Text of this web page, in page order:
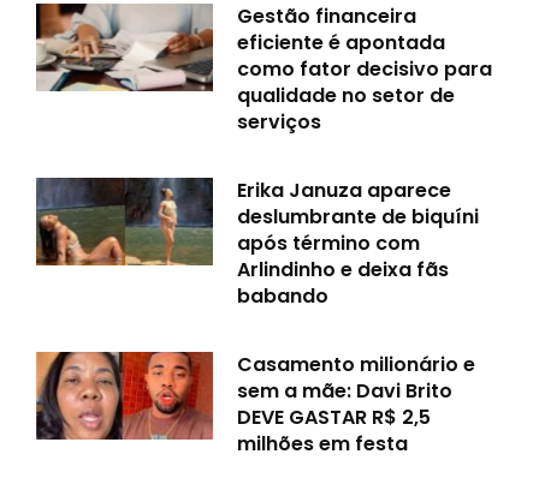
Gestão financeira
eficiente é apontada
como fator decisivo para
qualidade no setor de
serviços
Erika Januza aparece
deslumbrante de biquíni
após término com
Arlindinho e deixa fãs
babando
Casamento milionário e
sem a mãe: Davi Brito
DEVE GASTAR R$ 2,5
milhões em festa